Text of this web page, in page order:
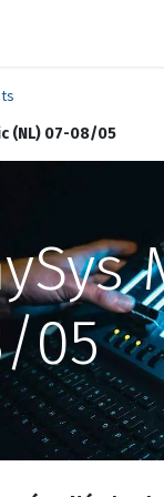
(NL) 07-08/05
05